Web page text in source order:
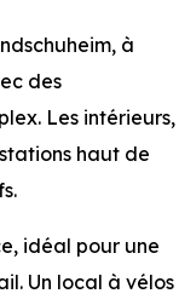
à
des
Les intérieurs,
haut de
idéal pour une
Un local à vélos